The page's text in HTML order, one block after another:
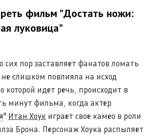
фильм "Достать ножи:
луковица"
сих пор заставляет фанатов ломать
не слишком повлияла на исход
которой идет речь, происходит в
минут фильма, когда актер
" Итан Хоук играет свое камео в роли
Брона. Персонаж Хоука распыляет